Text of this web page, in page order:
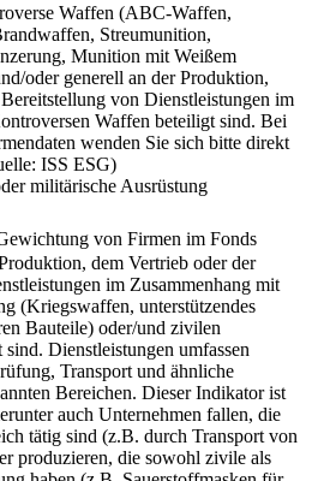
Waffen (ABC-Waffen,
Streumunition,
Munition mit Weißem
oder generell an der Produktion,
von Dienstleistungen im
Waffen beteiligt sind. Bei
wenden Sie sich bitte direkt
ISS ESG)
militärische Ausrüstung
von Firmen im Fonds
dem Vertrieb oder der
im Zusammenhang mit
(Kriegswaffen, unterstützendes
Bauteile) oder/und zivilen
Dienstleistungen umfassen
Transport und ähnliche
Bereichen. Dieser Indikator ist
auch Unternehmen fallen, die
tätig sind (z.B. durch Transport von
produzieren, die sowohl zivile als